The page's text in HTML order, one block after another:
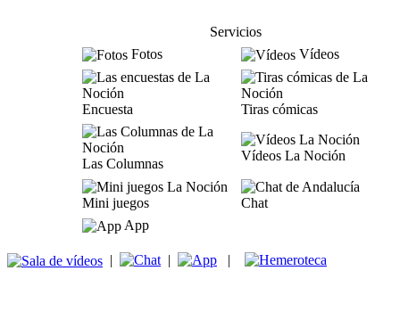
Servicios
Fotos
Vídeos
Encuesta Tiras cómicas
Las Columnas
Vídeos La Noción
Mini juegos
Chat
App
| | |